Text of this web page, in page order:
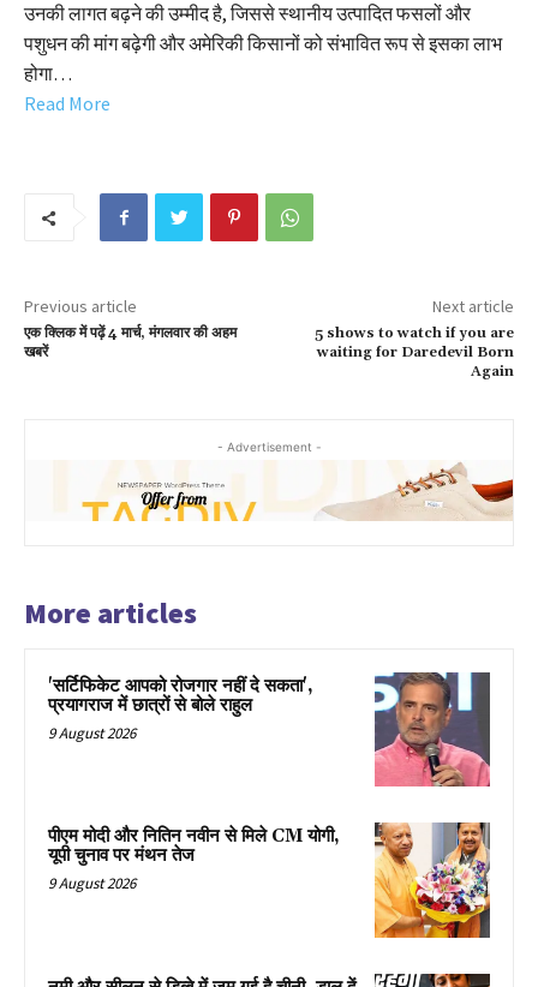
उनकी लागत बढ़ने की उम्मीद है, जिससे स्थानीय उत्पादित फसलों और
पशुधन की मांग बढ़ेगी और अमेरिकी किसानों को संभावित रूप से इसका लाभ
होगा…
Read More
Previous article
एक क्लिक में पढ़ें 4 मार्च, मंगलवार की अहम
खबरें
Next article
5 shows to watch if you are
waiting for Daredevil Born
Again
- Advertisement -
More articles
'सर्टिफिकेट आपको रोजगार नहीं दे सकता',
प्रयागराज में छात्रों से बोले राहुल
9 August 2026
पीएम मोदी और नितिन नवीन से मिले CM योगी,
यूपी चुनाव पर मंथन तेज
9 August 2026